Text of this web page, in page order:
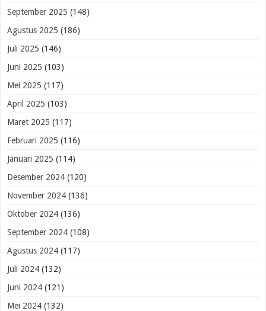
September 2025 (148)
Agustus 2025 (186)
Juli 2025 (146)
Juni 2025 (103)
Mei 2025 (117)
April 2025 (103)
Maret 2025 (117)
Februari 2025 (116)
Januari 2025 (114)
Desember 2024 (120)
November 2024 (136)
Oktober 2024 (136)
September 2024 (108)
Agustus 2024 (117)
Juli 2024 (132)
Juni 2024 (121)
Mei 2024 (132)